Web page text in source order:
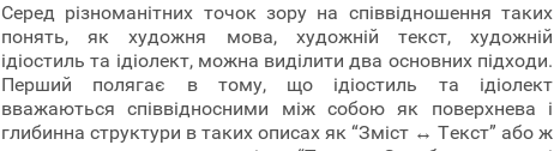
Серед різноманітних точок зору на співвідношення таких
понять, як художня мова, художній текст, художній
ідіостиль та ідіолект, можна виділити два основних підходи.
Перший полягає в тому, що ідіостиль та ідіолект
вважаються співвідносними між собою як поверхнева і
глибинна структури в таких описах як “Зміст ↔ Текст” або ж